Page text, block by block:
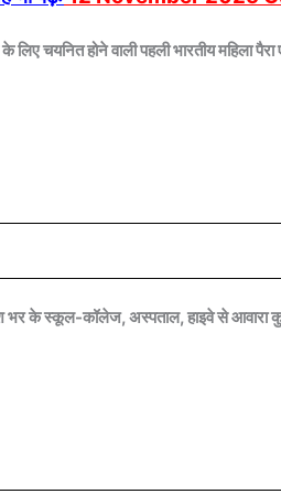
लिए चयनित होने वाली पहली भारतीय महिला
भर के स्कूल-कॉलेज, अस्पताल, हाइवे से आवारा